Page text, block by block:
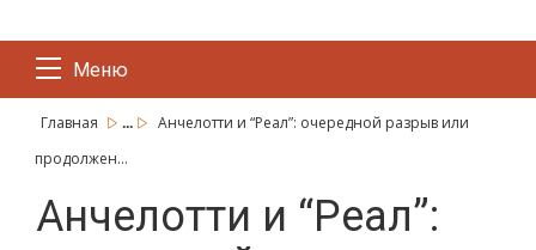
Меню
Главная ...
Анчелотти и “Реал”: очередной разрыв или
продолжен...
Анчелотти и “Реал”: